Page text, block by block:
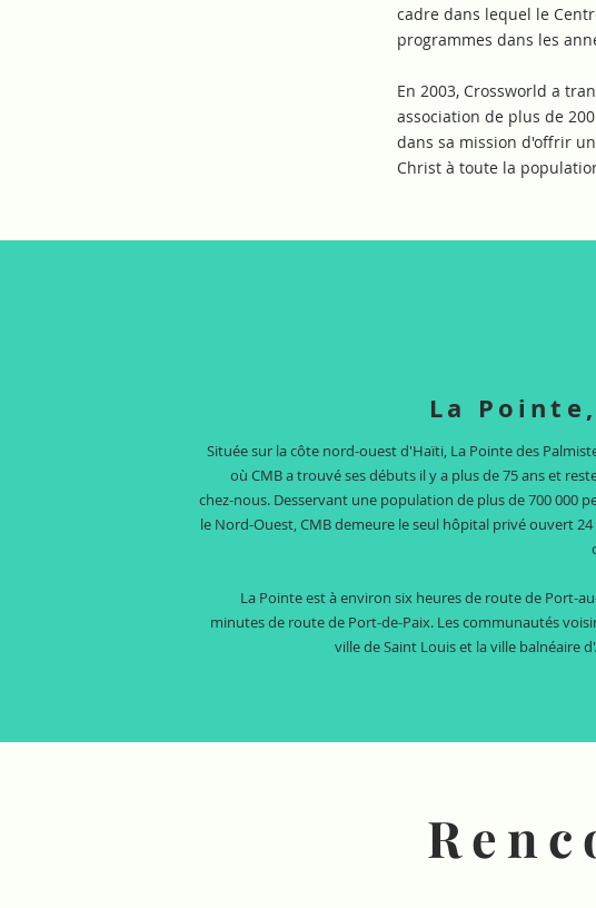
cadre dans lequel le
programmes dans les
En 2003, Crossworld a
association de plus de
dans sa mission d'offrir
Christ à toute la
La
Située sur la côte nord-ouest d'Haïti, La Pointe des
où CMB a trouvé ses débuts il y a plus de 75 ans et
chez-nous. Desservant une population de plus de 700 000
le Nord-Ouest, CMB demeure le seul hôpital privé ouvert 24
La Pointe est à environ six heures de route de Port-
minutes de route de Port-de-Paix. Les communautés
ville de Saint Louis et la ville balnéaire